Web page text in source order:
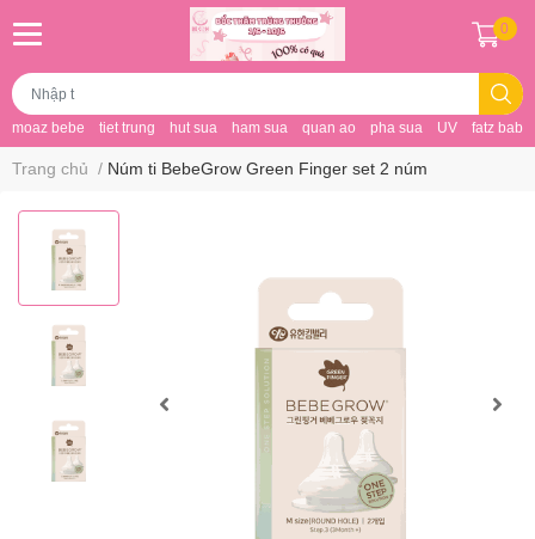
moaz bebe tiet trung hut sua ham sua quan ao pha sua UV fatz baby
0
Trang chủ / Núm ti BebeGrow Green Finger set 2 núm